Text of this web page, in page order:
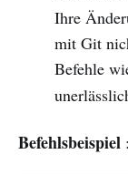
Ihre
mit Git
Befehle
Befehlsbeispiel :